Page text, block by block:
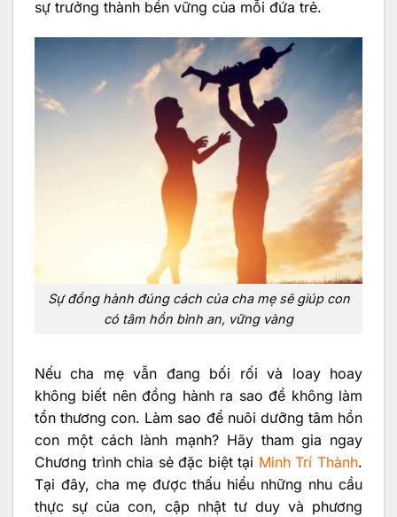
sự trưởng thành bền vững của mỗi đứa trẻ.
Sự đồng hành đúng cách của cha mẹ sẽ giúp con
có tâm hồn bình an, vững vàng
Nếu cha mẹ vẫn đang bối rối và loay hoay
không biết nên đồng hành ra sao để không làm
tổn thương con. Làm sao để nuôi dưỡng tâm hồn
con một cách lành mạnh? Hãy tham gia ngay
Chương trình chia sẻ đặc biệt tại Minh Trí Thành.
Tại đây, cha mẹ được thấu hiểu những nhu cầu
thực sự của con, cập nhật tư duy và phương